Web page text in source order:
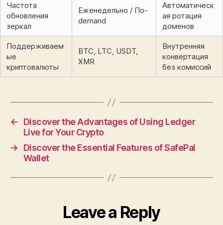
Частота
обновления
зеркал
Еженедельно / По-
demand
Автоматическ
ая ротация
доменов
Поддерживаем
ые
криптовалюты
BTC, LTC, USDT,
XMR
Внутренняя
конвертация
без комиссий
←
Discover the Advantages of Using Ledger
Live for Your Crypto
→
Discover the Essential Features of SafePal
Wallet
Leave a Reply